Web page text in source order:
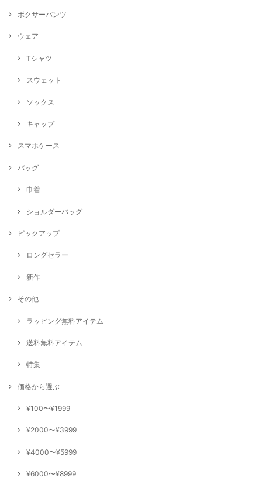
ボクサーパンツ
ウェア
Tシャツ
スウェット
ソックス
キャップ
スマホケース
バッグ
巾着
ショルダーバッグ
ピックアップ
ロングセラー
新作
その他
ラッピング無料アイテム
送料無料アイテム
特集
価格から選ぶ
¥100〜¥1999
¥2000〜¥3999
¥4000〜¥5999
¥6000〜¥8999